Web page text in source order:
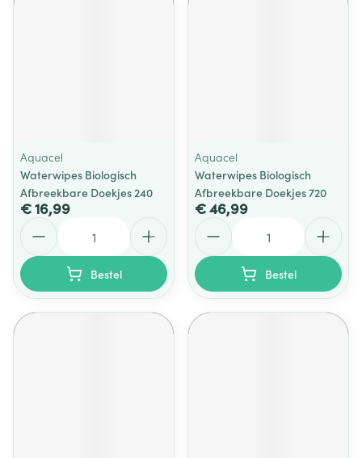
Aquacel
Waterwipes Biologisch
Afbreekbare Doekjes 240
€ 16,99
Bestel
Aquacel
Waterwipes Biologisch
Afbreekbare Doekjes 720
€ 46,99
Bestel